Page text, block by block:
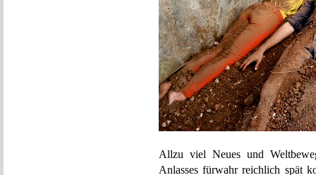
Allzu viel Neues und
Anlasses fürwahr reichlich spät